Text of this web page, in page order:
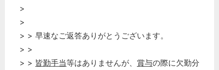
>
>
> > 早速なご返答ありがとうございます。
> >
> > 皆勤手当等はありませんが、 賞与の際に欠勤分